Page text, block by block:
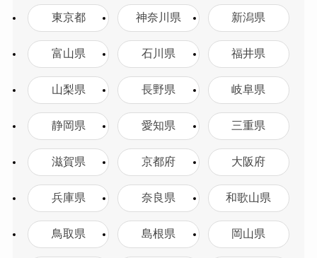
東京都 神奈川県 新潟県
富山県 石川県 福井県
山梨県 長野県 岐阜県
静岡県 愛知県 三重県
滋賀県 京都府 大阪府
兵庫県 奈良県 和歌山県
鳥取県 島根県 岡山県